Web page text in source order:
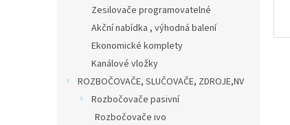
Zesilovače programovatelné
Akční nabídka , výhodná balení
Ekonomické komplety
Kanálové vložky
ROZBOČOVAČE, SLUČOVAČE, ZDROJE,NV
Rozbočovače pasivní
Rozbočovače ivo